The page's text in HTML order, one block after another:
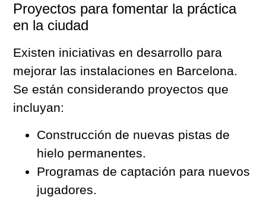
Proyectos para fomentar la práctica
en la ciudad
Existen iniciativas en desarrollo para
mejorar las instalaciones en Barcelona.
Se están considerando proyectos que
incluyan:
Construcción de nuevas pistas de
hielo permanentes.
Programas de captación para nuevos
jugadores.